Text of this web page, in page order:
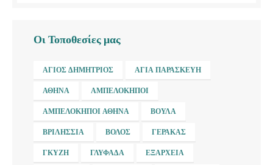
Οι Τοποθεσίες μας
ΆΓΙΟΣ ΔΗΜΉΤΡΙΟΣ ΑΓΊΑ ΠΑΡΑΣΚΕΥΉ
ΑΘΉΝΑ ΑΜΠΕΛΌΚΗΠΟΙ
ΑΜΠΕΛΌΚΗΠΟΙ ΑΘΉΝΑ ΒΟΎΛΑ
ΒΡΙΛΉΣΣΙΑ ΒΌΛΟΣ ΓΈΡΑΚΑΣ
ΓΚΎΖΗ ΓΛΥΦΆΔΑ ΕΞΆΡΧΕΙΑ